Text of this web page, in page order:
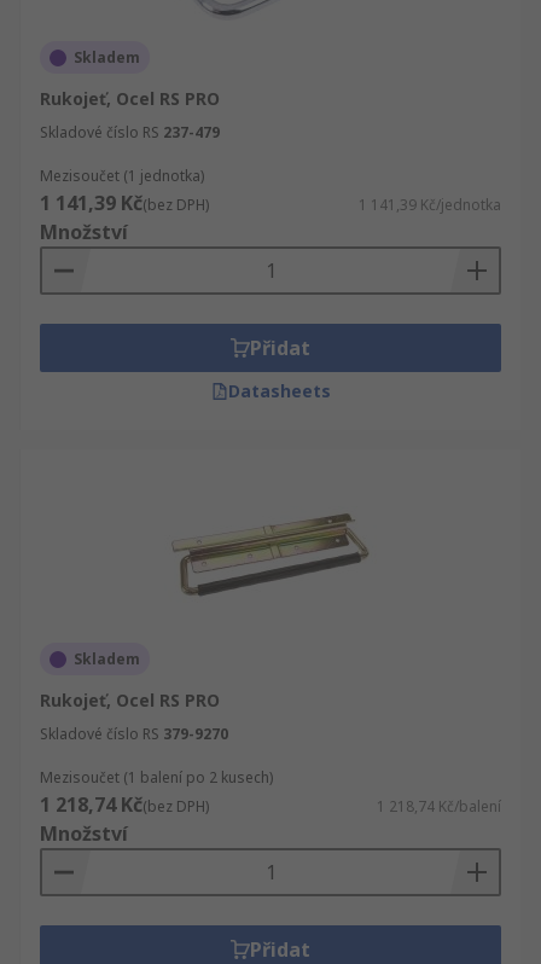
Skladem
Rukojeť, Ocel RS PRO
Skladové číslo RS 237-479
Mezisoučet (1 jednotka)
1 141,39 Kč(bez DPH) 1 141,39 Kč/jednotka
Množství
Přidat
Datasheets
Skladem
Rukojeť, Ocel RS PRO
Skladové číslo RS 379-9270
Mezisoučet (1 balení po 2 kusech)
1 218,74 Kč(bez DPH) 1 218,74 Kč/balení
Množství
Přidat